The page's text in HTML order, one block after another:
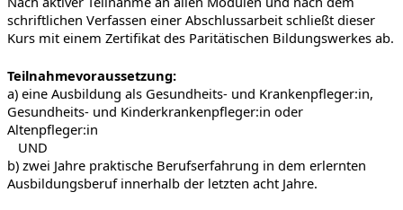
schriftlichen Verfassen einer Abschlussarbeit schließt dieser
Kurs mit einem Zertifikat des Paritätischen Bildungswerkes ab.
Teilnahmevoraussetzung:
a) eine Ausbildung als Gesundheits- und Krankenpfleger:in,
Gesundheits- und Kinderkrankenpfleger:in oder
Altenpfleger:in
UND
b) zwei Jahre praktische Berufserfahrung in dem erlernten
Ausbildungsberuf innerhalb der letzten acht Jahre.